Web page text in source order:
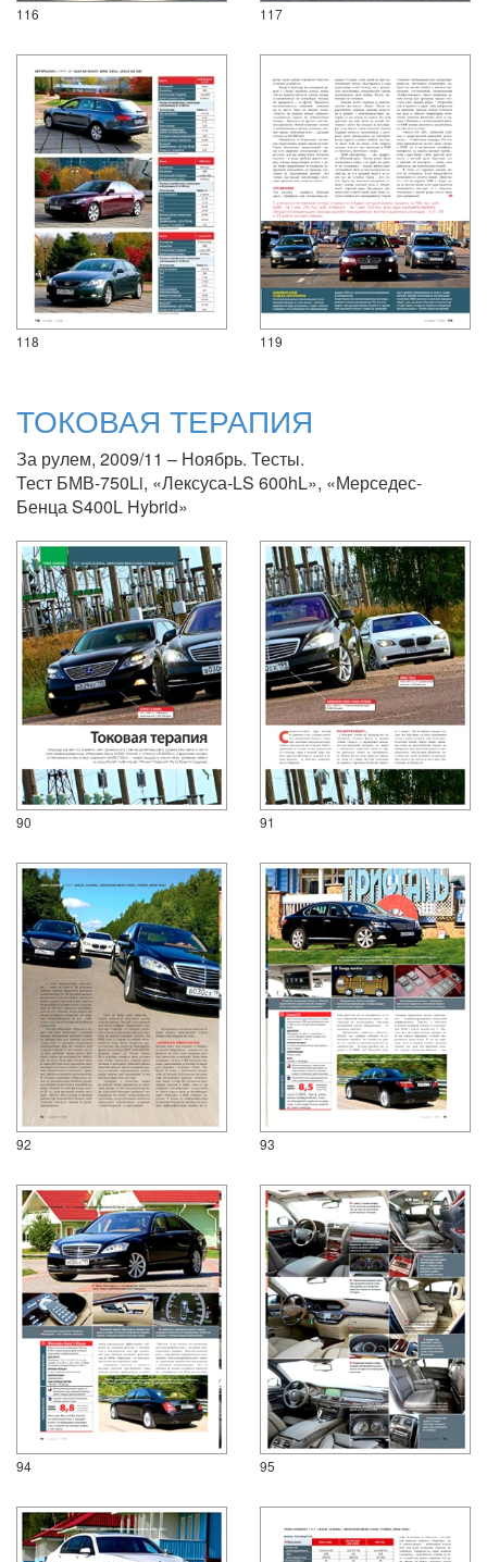
116 117
118 119
ТОКОВАЯ ТЕРАПИЯ
За рулем, 2009/11 – Ноябрь. Тесты.
Тест БМВ-750Li, «Лексуса-LS 600hL», «Мерседес-
Бенца S400L Hybrid»
90 91
92 93
94 95